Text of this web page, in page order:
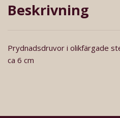
Beskrivning
Prydnadsdruvor i olikfärgade
ca 6 cm